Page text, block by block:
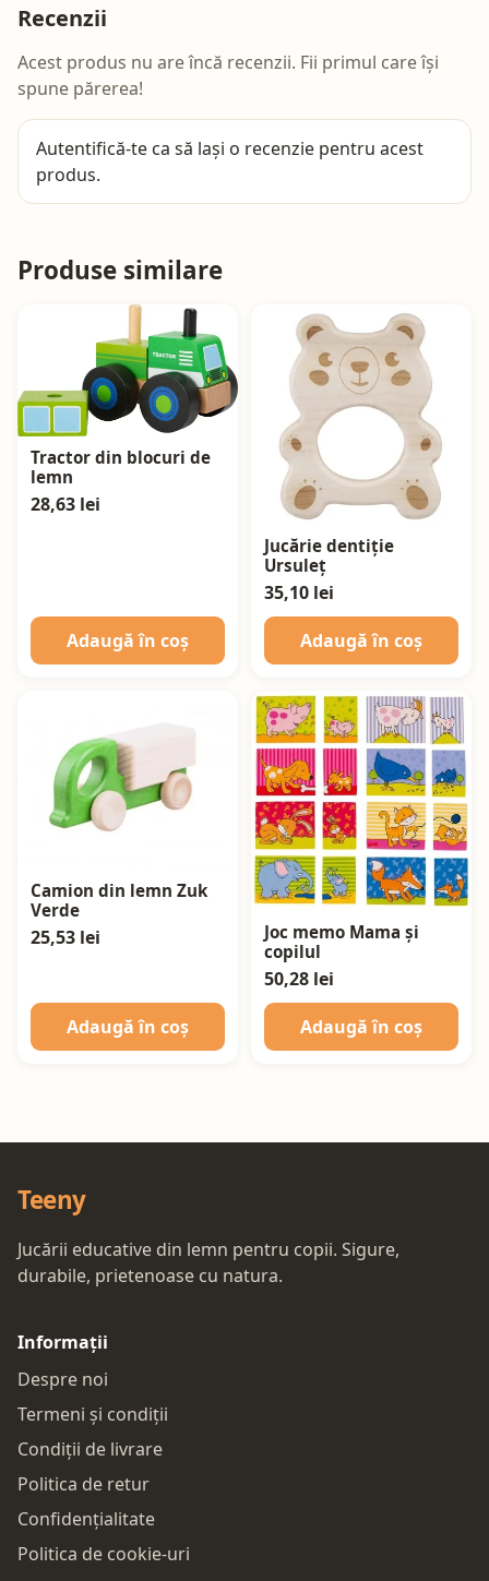
Recenzii
Acest produs nu are încă recenzii. Fii primul care își
spune părerea!
Autentifică-te ca să lași o recenzie pentru acest
produs.
Produse similare
Tractor din blocuri de
lemn
28,63 lei
Adaugă în coș
Jucărie dentiție
Ursuleț
35,10 lei
Adaugă în coș
Camion din lemn Zuk
Verde
25,53 lei
Adaugă în coș
Joc memo Mama și
copilul
50,28 lei
Adaugă în coș
Teeny
Jucării educative din lemn pentru copii. Sigure,
durabile, prietenoase cu natura.
Informații
Despre noi
Termeni și condiții
Condiții de livrare
Politica de retur
Confidențialitate
Politica de cookie-uri